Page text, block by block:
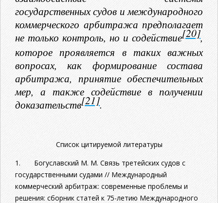
государственных судов и международного
коммерческого арбитража предполагает
не только контроль, но и содействие[20],
которое проявляется в таких важных
вопросах, как формирование состава
арбитража, принятие обеспечительных
мер, а также содействие в получении
доказательств[21].
Список цитируемой литературы
1. Богуславский М. М. Связь третейских судов с
государственными судами // Международный
коммерческий арбитраж: современные проблемы и
решения: сборник статей к 75-летию Международного